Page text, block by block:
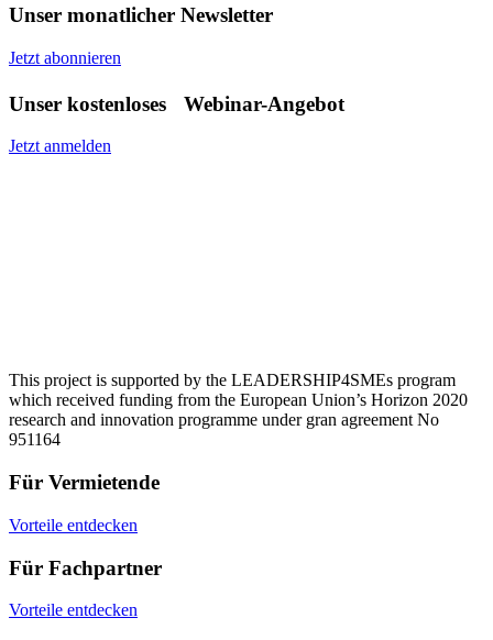
Unser monatlicher Newsletter
Jetzt abonnieren
Unser kostenloses Webinar-Angebot
Jetzt anmelden
This project is supported by the LEADERSHIP4SMEs program
which received funding from the European Union’s Horizon 2020
research and innovation programme under gran agreement No
951164
Für Vermietende
Vorteile entdecken
Für Fachpartner
Vorteile entdecken